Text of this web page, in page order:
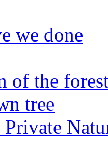
we done
of the
tree